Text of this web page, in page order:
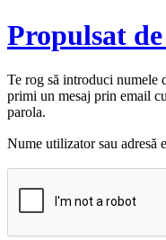
Propulsat
Te rog să introduci numele
primi un mesaj prin email
parola.
Nume utilizator sau adresă